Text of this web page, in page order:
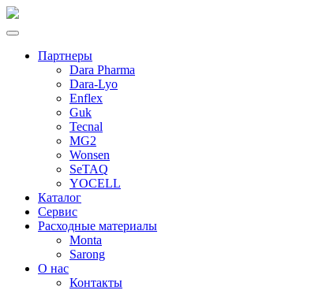
Партнеры
Dara Pharma
Dara-Lyo
Enflex
Guk
Tecnal
MG2
Wonsen
SeTAQ
YOCELL
Каталог
Сервис
Расходные материалы
Monta
Sarong
О нас
Контакты